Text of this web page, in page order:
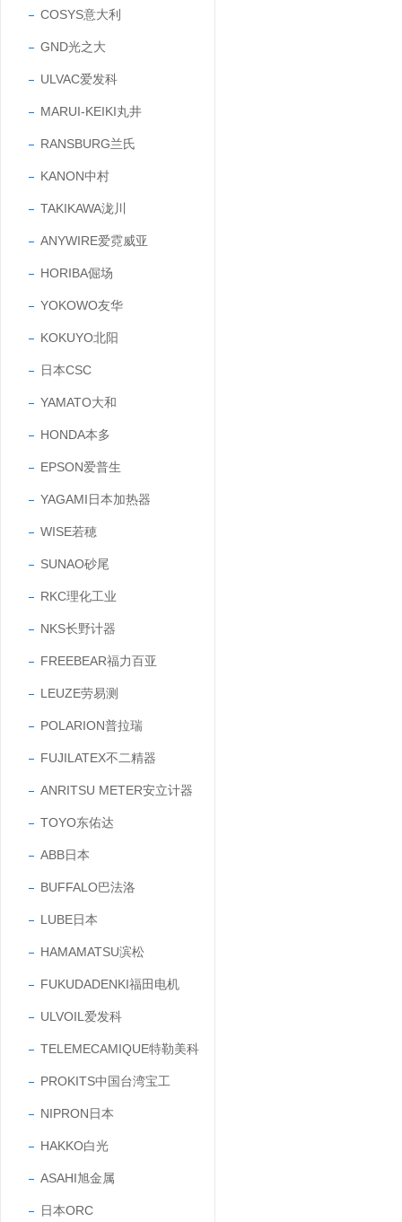
COSYS意大利
GND光之大
ULVAC爱发科
MARUI-KEIKI丸井
RANSBURG兰氏
KANON中村
TAKIKAWA泷川
ANYWIRE爱霓威亚
HORIBA倔场
YOKOWO友华
KOKUYO北阳
日本CSC
YAMATO大和
HONDA本多
EPSON爱普生
YAGAMI日本加热器
WISE若穂
SUNAO砂尾
RKC理化工业
NKS长野计器
FREEBEAR福力百亚
LEUZE劳易测
POLARION普拉瑞
FUJILATEX不二精器
ANRITSU METER安立计器
TOYO东佑达
ABB日本
BUFFALO巴法洛
LUBE日本
HAMAMATSU滨松
FUKUDADENKI福田电机
ULVOIL爱发科
TELEMECAMIQUE特勒美科
PROKITS中国台湾宝工
NIPRON日本
HAKKO白光
ASAHI旭金属
日本ORC